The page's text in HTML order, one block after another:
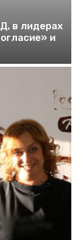
в лидерах
и